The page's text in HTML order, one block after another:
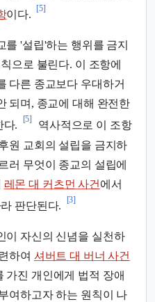
이다.
[5]
를 '설립'하는 행위를 금지
으로 불린다. 이 조항에
다른 종교보다 우대하거
되며, 종교에 대해 완전한
다.
[5]
역사적으로 이 조항
원 교회의 설립을 금지하
러 무엇이 종교의 설립에
레몬 대 커츠먼 사건 에서
판단된다.
[3]
이 자신의 신념을 실천하
하여 셔버트 대 버너 사건
가진 개인에게 법적 장애
여하고자 하는 원칙이 나